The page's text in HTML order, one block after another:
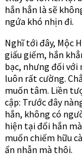
hắn hẳn là sẽ
ngứa khó nhịn đi.
Nghĩ tới đây, Mộc
giấu giếm, hắn
bạc, nhưng đối
luôn rất cường.
muốn tâm. Liền
cập: Trước đây
hắn, không có
hiện tại đối hắn
muốn chiếm hữu
ẩn nhẫn mà thôi.